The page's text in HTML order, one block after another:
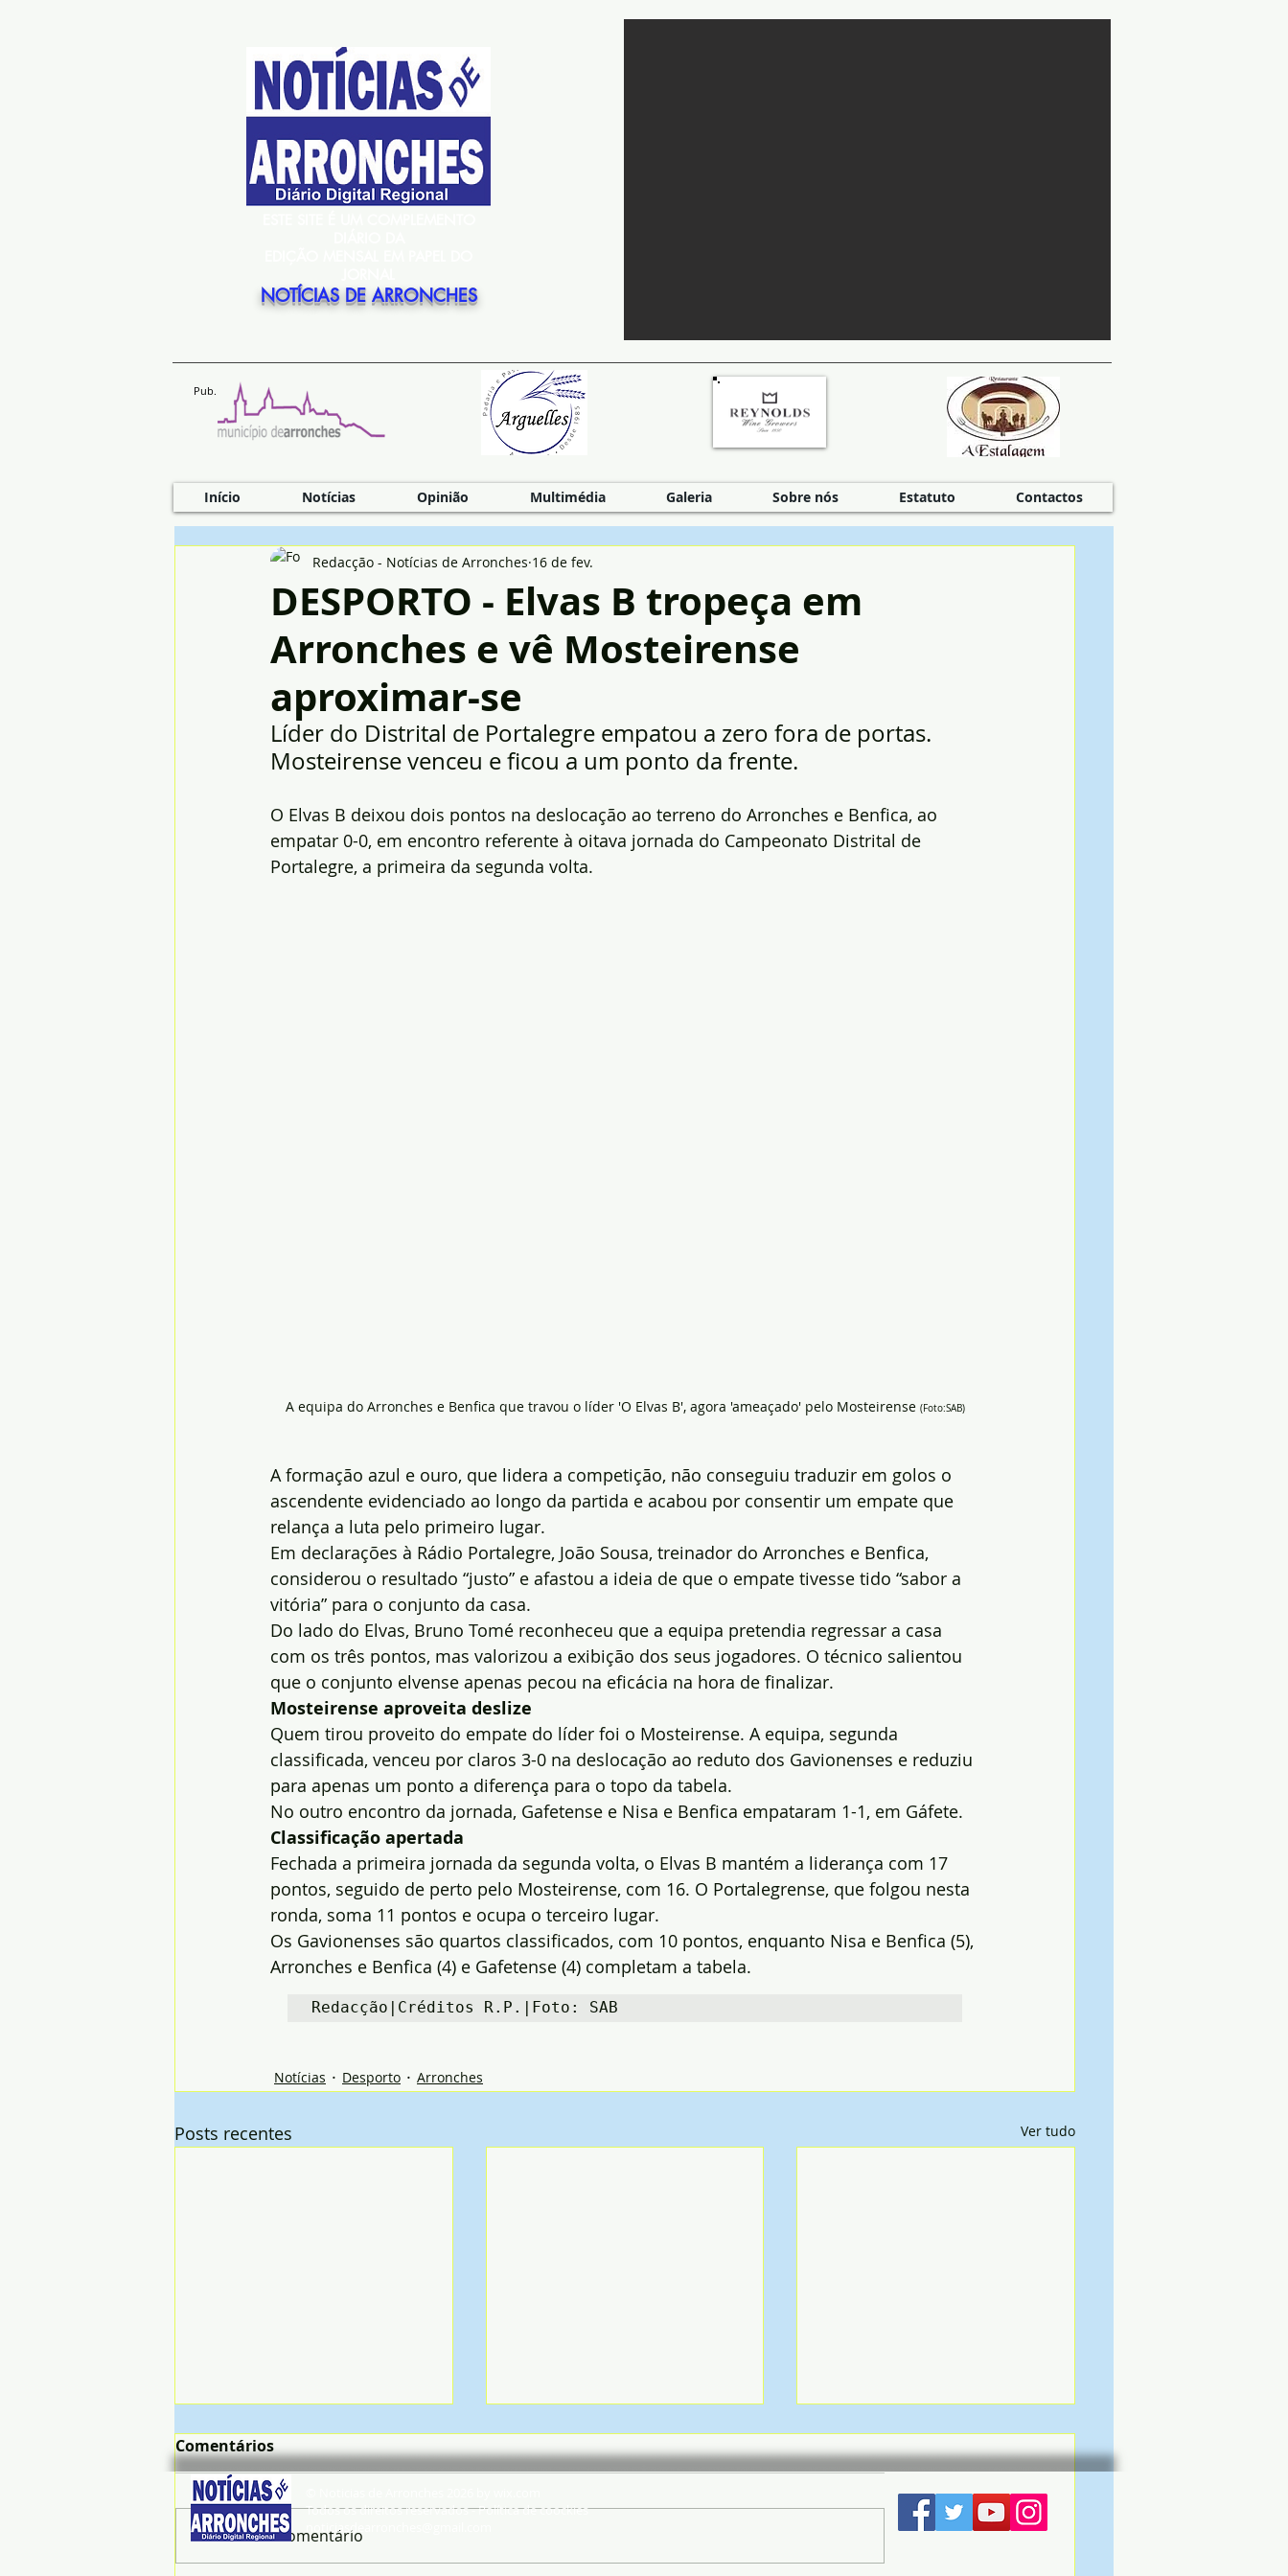
NOTÍCIAS DE ARRONCHES
Pub.
Início Notícias Opinião Multimédia Galeria Sobre nós Estatuto Contactos
DESPORTO - Elvas B tropeça em
Arronches e vê Mosteirense
aproximar-se
Redacção - Notícias de Arronches 16 de fev.
Líder do Distrital de Portalegre empatou a zero fora de portas.
Mosteirense venceu e ficou a um ponto da frente.
O Elvas B deixou dois pontos na deslocação ao terreno do Arronches e Benfica, ao
empatar 0-0, em encontro referente à oitava jornada do Campeonato Distrital de
Portalegre, a primeira da segunda volta.
A equipa do Arronches e Benfica que travou o líder 'O Elvas B', agora 'ameaçado' pelo Mosteirense (Foto:SAB)
A formação azul e ouro, que lidera a competição, não conseguiu traduzir em golos o
ascendente evidenciado ao longo da partida e acabou por consentir um empate que
relança a luta pelo primeiro lugar.
Em declarações à Rádio Portalegre, João Sousa, treinador do Arronches e Benfica,
considerou o resultado “justo” e afastou a ideia de que o empate tivesse tido “sabor a
vitória” para o conjunto da casa.
Do lado do Elvas, Bruno Tomé reconheceu que a equipa pretendia regressar a casa
com os três pontos, mas valorizou a exibição dos seus jogadores. O técnico salientou
que o conjunto elvense apenas pecou na eficácia na hora de finalizar.
Mosteirense aproveita deslize
Quem tirou proveito do empate do líder foi o Mosteirense. A equipa, segunda
classificada, venceu por claros 3-0 na deslocação ao reduto dos Gavionenses e reduziu
para apenas um ponto a diferença para o topo da tabela.
No outro encontro da jornada, Gafetense e Nisa e Benfica empataram 1-1, em Gáfete.
Classificação apertada
Fechada a primeira jornada da segunda volta, o Elvas B mantém a liderança com 17
pontos, seguido de perto pelo Mosteirense, com 16. O Portalegrense, que folgou nesta
ronda, soma 11 pontos e ocupa o terceiro lugar.
Os Gavionenses são quartos classificados, com 10 pontos, enquanto Nisa e Benfica (5),
Arronches e Benfica (4) e Gafetense (4) completam a tabela.
Redacção|Créditos R.P.|Foto: SAB
Notícias Desporto Arronches
Posts recentes Ver tudo
Comentários
Escreva um comentário
Todos os direitos reservados - Política de coockies
noticiasdearronches@gmail.com